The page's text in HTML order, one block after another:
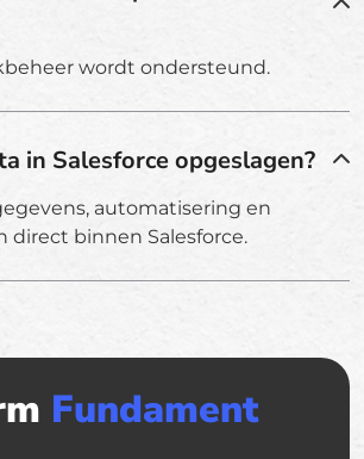
wordt ondersteund.
in Salesforce opgeslagen?
automatisering en
direct binnen Salesforce.
Fundament